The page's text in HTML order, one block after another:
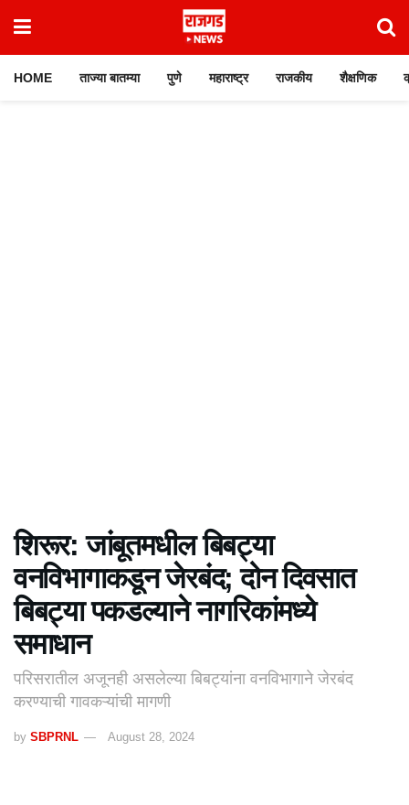
HOME ताज्या बातम्या पुणे महाराष्ट्र राजकीय शैक्षणिक
शिरूर: जांबूतमधील बिबट्या
वनविभागाकडून जेरबंद; दोन दिवसात
बिबट्या पकडल्याने नागरिकांमध्ये
समाधान
परिसरातील अजूनही असलेल्या बिबट्यांना वनविभागाने जेरबंद
करण्याची गावकऱ्यांची मागणी
by SBPRNL August 28, 2024